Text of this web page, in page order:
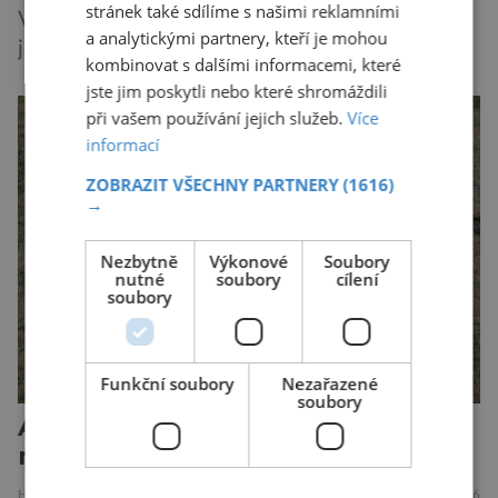
Výbuch atomové bomby v Hirošimě i pozdější
jaderné katastrofy způsobené člověkem sice
ukázaly, že silné dávky ionizace zabíjejí a že
slabší a dlouhodobé záření poškozuje DNA.
Přesto není stále zcela jasné, nakolik se mutace
vzniklé ozářením přenášejí na potomstvo. Před
pěti lety, těsně před 35. výročím výbuchu
Černobylské jaderné elektrárny, […]
Archeologové odkryli pozůstatky
místa nacistické zvůle na Moravě
HISTORIE 22.7.2026
stránek také sdílíme s našimi reklamními
a analytickými partnery, kteří je mohou
kombinovat s dalšími informacemi, které
jste jim poskytli nebo které shromáždili
při vašem používání jejich služeb.Více
informací
ZOBRAZIT VŠECHNY PARTNERY(1616)
→
Nezbytně
nutné
soubory
Výkonové
soubory
Soubory
cílení
Funkční soubory
Nezařazené
soubory